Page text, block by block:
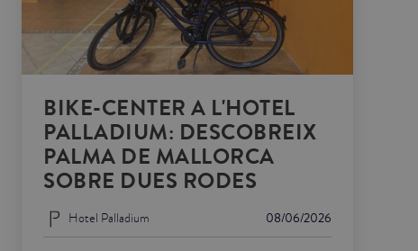
BIKE-CENTER A L'HOTEL
PALLADIUM: DESCOBREIX
PALMA DE MALLORCA
SOBRE DUES RODES
08/06/2026
Hotel Palladium